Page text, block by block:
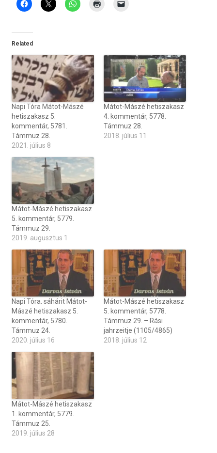
Related
Napi Tóra Mátot-Mászé
hetiszakasz 5.
kommentár, 5781.
Támmuz 28.
2021. július 8
Mátot-Mászé hetiszakasz
4. kommentár, 5778.
Támmuz 28.
2018. július 11
Mátot-Mászé hetiszakasz
5. kommentár, 5779.
Támmuz 29.
2019. augusztus 1
Napi Tóra. sáhárit Mátot-
Mászé hetiszakasz 5.
kommentár, 5780.
Támmuz 24.
2020. július 16
Mátot-Mászé hetiszakasz
5. kommentár, 5778.
Támmuz 29. – Rási
jahrzeitje (1105/4865)
2018. július 12
Mátot-Mászé hetiszakasz
1. kommentár, 5779.
Támmuz 25.
2019. július 28